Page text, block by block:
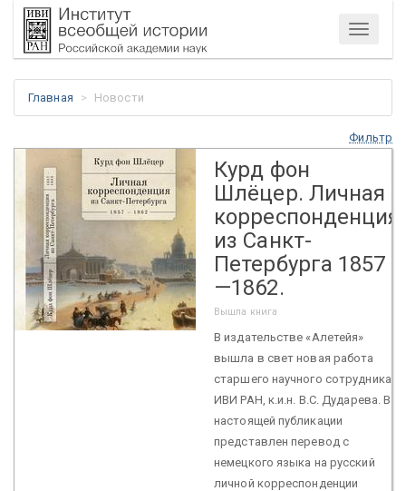
Меню
Главная Новости
Фильтр
Курд фон
Шлёцер. Личная
корреспонденция
из Санкт-
Петербурга 1857
—1862.
Вышла книга
В издательстве «Алетейя»
вышла в свет новая работа
старшего научного сотрудника
ИВИ РАН, к.и.н. В.С. Дударева. В
настоящей публикации
представлен перевод с
немецкого языка на русский
личной корреспонденции